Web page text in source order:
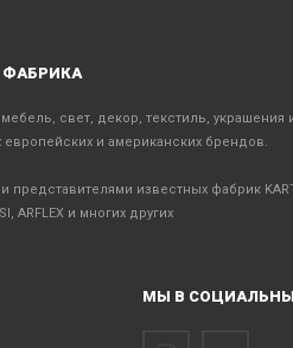
ФАБРИКА
свет, декор, текстиль, украшения
и американских брендов.
известных фабрик
ARFLEX и многих других
МЫ В